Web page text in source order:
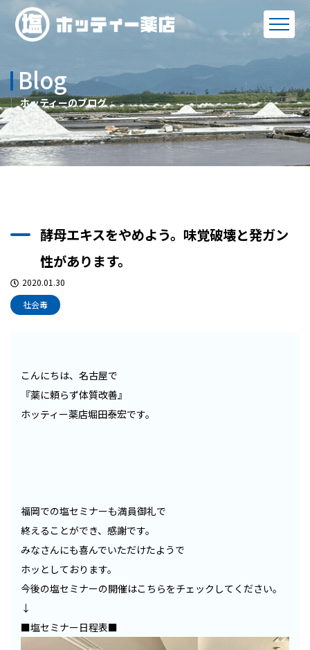
Blog
ホッティーのブログ
酵母エキスをやめよう。味覚破壊と発ガン
性があります。
2020.01.30
社会毒
こんにちは、名古屋で
『薬に頼らず体質改善』
ホッティー薬店堀田泰宏です。
福岡での塩セミナーも満員御礼で
終えることができ、感謝です。
みなさんにも喜んでいただけたようで
ホッとしております。
今後の塩セミナーの開催はこちらをチェックしてください。
↓
■塩セミナー日程表■